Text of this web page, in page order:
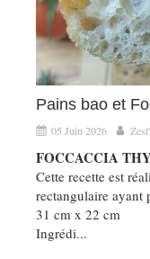
Pains bao et
05 Juin 2026
FOCCACCIA
Cette recette est
rectangulaire ayant
31 cm x 22 cm
Ingrédi...